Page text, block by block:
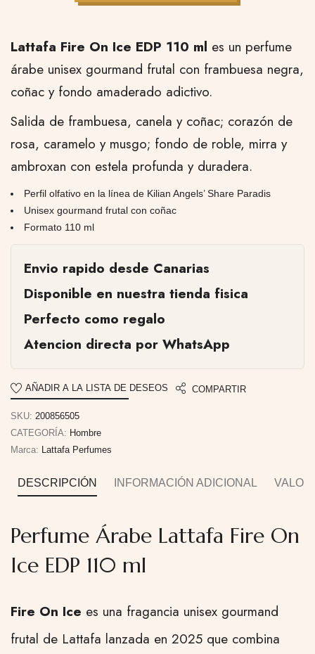
Lattafa Fire On Ice EDP 110 ml es un perfume
árabe unisex gourmand frutal con frambuesa negra,
coñac y fondo amaderado adictivo.
Salida de frambuesa, canela y coñac; corazón de
rosa, caramelo y musgo; fondo de roble, mirra y
ambroxan con estela profunda y duradera.
Perfil olfativo en la línea de Kilian Angels’ Share Paradis
Unisex gourmand frutal con coñac
Formato 110 ml
Envio rapido desde Canarias
Disponible en nuestra tienda fisica
Perfecto como regalo
Atencion directa por WhatsApp
AÑADIR A LA LISTA DE DESEOS COMPARTIR
SKU: 200856505
CATEGORÍA: Hombre
Marca:
Lattafa Perfumes
DESCRIPCIÓN INFORMACIÓN ADICIONAL
Perfume Árabe Lattafa Fire On
Ice EDP 110 ml
Fire On Ice es una fragancia unisex gourmand
frutal de Lattafa lanzada en 2025 que combina